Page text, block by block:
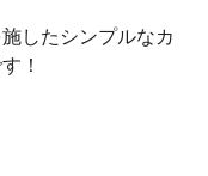
したシンプルなカ
！